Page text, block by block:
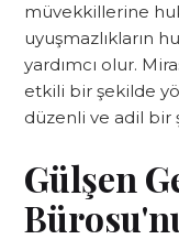
müvekkillerine
uyuşmazlıkların
yardımcı olur.
etkili bir şekilde
düzenli ve adil bir
Gülşen